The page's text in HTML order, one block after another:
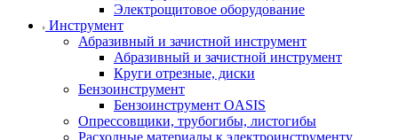
Электрощитовое оборудование
Инструмент
Абразивный и зачистной инструмент
Абразивный и зачистной инструмент
Круги отрезные, диски
Бензоинструмент
Бензоинструмент OASIS
Опрессовщики, трубогибы, листогибы
Расходные материалы к электроинструменту